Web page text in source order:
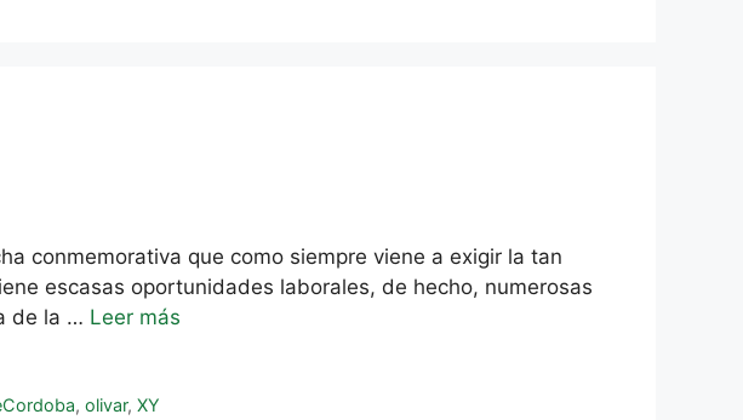
conmemorativa que como siempre viene a exigir la tan
escasas oportunidades laborales, de hecho, numerosas
de la … Leer más
,olivar,XY